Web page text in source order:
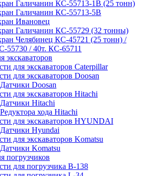
Галичанин КС-55713-1В (25 тонн)
Галичанин КС-55713-5В
Ивановец
Галичанин КС-55729 (32 тонны)
Челябинец КС-45721 (25 тонн) /
55730 / 40т. КС-65711
экскаваторов
для экскаваторов Caterpillar
для экскаваторов Doosan
Датчики Doosan
для экскаваторов Hitachi
Датчики Hitachi
Редуктора хода Hitachi
для экскаваторов HYUNDAI
Датчики Hyundai
для экскаваторов Komatsu
Датчики Komatsu
погрузчиков
для погрузчика B-138